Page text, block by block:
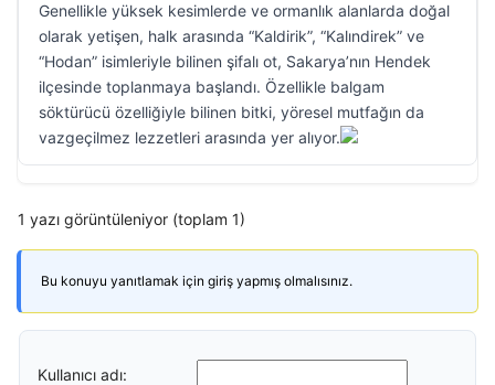
Genellikle yüksek kesimlerde ve ormanlık alanlarda doğal
olarak yetişen, halk arasında “Kaldirik”, “Kalındirek” ve
“Hodan” isimleriyle bilinen şifalı ot, Sakarya’nın Hendek
ilçesinde toplanmaya başlandı. Özellikle balgam
söktürücü özelliğiyle bilinen bitki, yöresel mutfağın da
vazgeçilmez lezzetleri arasında yer alıyor.
1 yazı görüntüleniyor (toplam 1)
Bu konuyu yanıtlamak için giriş yapmış olmalısınız.
Kullanıcı adı: